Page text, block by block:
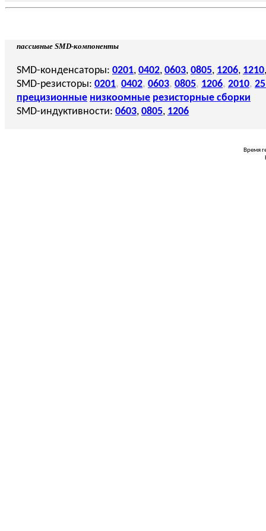
пассивные SMD-компоненты
SMD-конденсаторы: 0201, 0402, 0603, 0805, 1206, 1210,
SMD-резисторы: 0201, 0402, 0603, 0805, 1206, 2010,
прецизионные низкоомные резисторные сборки
SMD-индуктивности: 0603, 0805, 1206
Время